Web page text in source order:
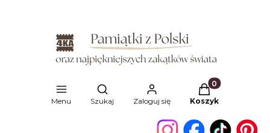
Menu
Otwórz wyszukiwarkę
Szukaj Zaloguj się
Produkty w
Koszyk